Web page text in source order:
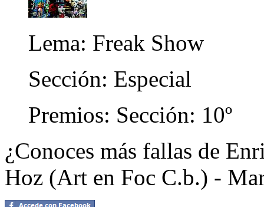
Lema: Freak Show
Sección: Especial
Premios: Sección: 10º
¿Conoces más fallas de
Hoz (Art en Foc C.b.) -